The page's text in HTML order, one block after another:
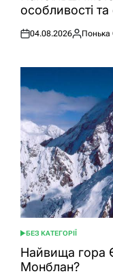
особливості та
Оприлюднено
04.08.2026 Понька
ОПУБЛІКУВАТИ
У
БЕЗ КАТЕГОРІЇ
Найвища гора
Монблан?